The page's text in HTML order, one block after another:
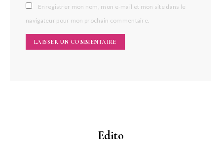
Enregistrer mon nom, mon e-mail et mon site dans le
navigateur pour mon prochain commentaire.
Edito